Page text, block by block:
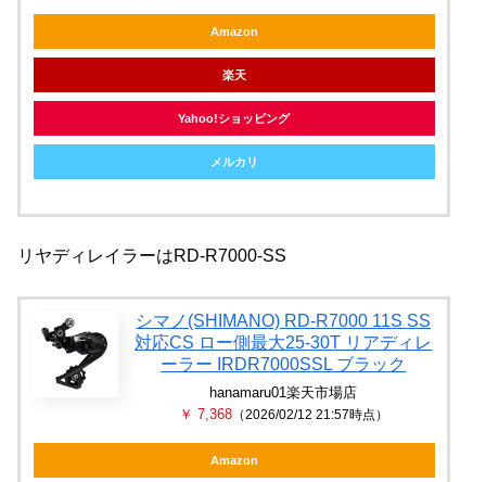
Amazon
楽天
Yahoo!ショッピング
メルカリ
リヤディレイラーはRD-R7000-SS
シマノ(SHIMANO) RD-R7000 11S SS
対応CS ロー側最大25-30T リアディレ
ーラー IRDR7000SSL ブラック
hanamaru01楽天市場店
￥ 7,368（2026/02/12 21:57時点）
Amazon